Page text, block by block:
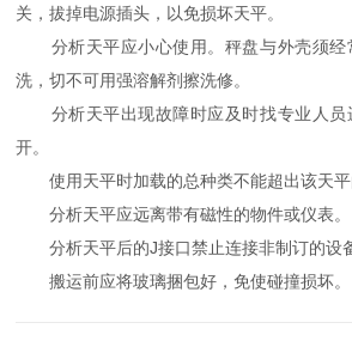
关，拔掉电源插头，以免损坏天平。
分析天平应小心使用。秤盘与外壳须经
洗，切不可用强溶解剂擦洗修。
分析天平出现故障时应及时找专业人员
开。
使用天平时加载的总种类不能超出该天平
分析天平应远离带有磁性的物件或仪表。
分析天平后的J接口禁止连接非制订的设
搬运前应将玻璃捆包好，免使碰撞损坏。